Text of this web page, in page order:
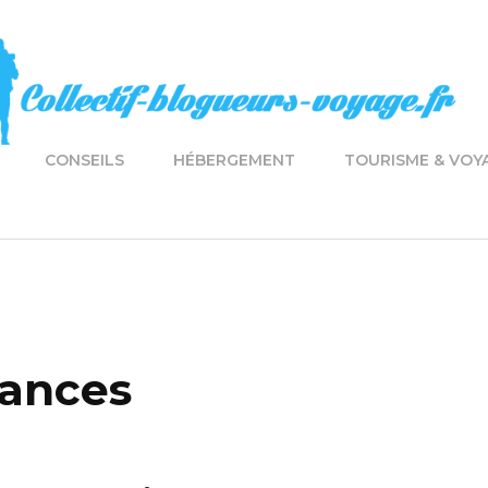
CONSEILS HÉBERGEMENT TOURISME &